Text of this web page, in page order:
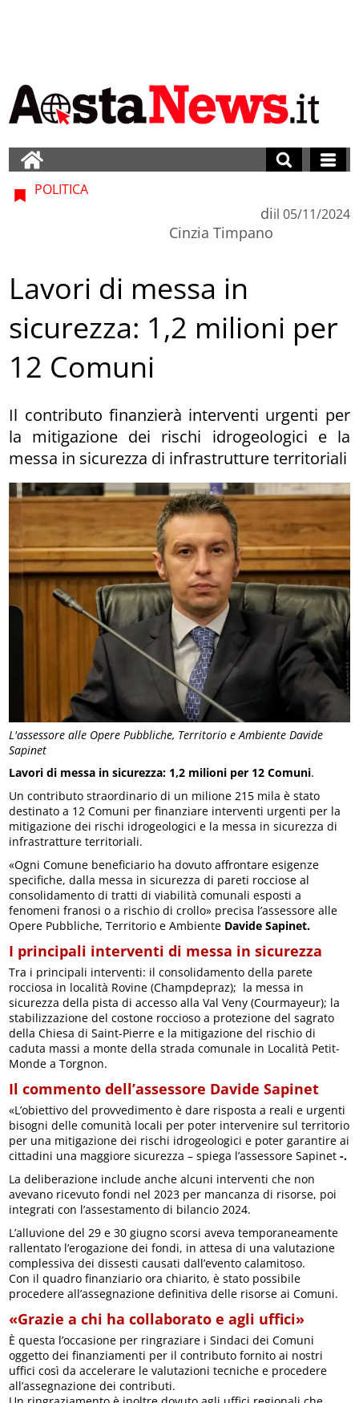
L'assessore alle Opere Pubbliche, Territorio e Ambiente Davide
Sapinet
POLITICA
di
Cinzia Timpano
il 05/11/2024
Lavori di messa in
sicurezza: 1,2 milioni per
12 Comuni
Il contributo finanzierà interventi urgenti per
la mitigazione dei rischi idrogeologici e la
messa in sicurezza di infrastrutture territoriali
Lavori di messa in sicurezza: 1,2 milioni per 12 Comuni.
Un contributo straordinario di un milione 215 mila è stato
destinato a 12 Comuni per finanziare interventi urgenti per la
mitigazione dei rischi idrogeologici e la messa in sicurezza di
infrastratture territoriali.
«Ogni Comune beneficiario ha dovuto affrontare esigenze
specifiche, dalla messa in sicurezza di pareti rocciose al
consolidamento di tratti di viabilità comunali esposti a
fenomeni franosi o a rischio di crollo» precisa l’assessore alle
Opere Pubbliche, Territorio e Ambiente Davide Sapinet.
I principali interventi di messa in sicurezza
Tra i principali interventi: il consolidamento della parete
rocciosa in località Rovine (Champdepraz); la messa in
sicurezza della pista di accesso alla Val Veny (Courmayeur); la
stabilizzazione del costone roccioso a protezione del sagrato
della Chiesa di Saint-Pierre e la mitigazione del rischio di
caduta massi a monte della strada comunale in Località Petit-
Monde a Torgnon.
Il commento dell’assessore Davide Sapinet
«L’obiettivo del provvedimento è dare risposta a reali e urgenti
bisogni delle comunità locali per poter intervenire sul territorio
per una mitigazione dei rischi idrogeologici e poter garantire ai
cittadini una maggiore sicurezza – spiega l’assessore Sapinet -.
La deliberazione include anche alcuni interventi che non
avevano ricevuto fondi nel 2023 per mancanza di risorse, poi
integrati con l’assestamento di bilancio 2024.
L’alluvione del 29 e 30 giugno scorsi aveva temporaneamente
rallentato l’erogazione dei fondi, in attesa di una valutazione
complessiva dei dissesti causati dall’evento calamitoso.
Con il quadro finanziario ora chiarito, è stato possibile
procedere all’assegnazione definitiva delle risorse ai Comuni.
«Grazie a chi ha collaborato e agli uffici»
È questa l’occasione per ringraziare i Sindaci dei Comuni
oggetto dei finanziamenti per il contributo fornito ai nostri
uffici così da accelerare le valutazioni tecniche e procedere
all’assegnazione dei contributi.